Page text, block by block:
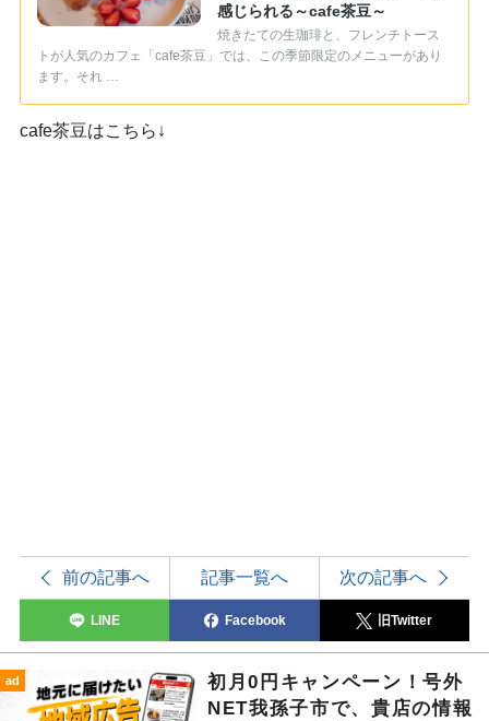
感じられる～cafe茶豆～
焼きたての生珈琲と、フレンチトース
トが人気のカフェ「cafe茶豆」では、この季節限定のメニューがあり
ます。それ …
cafe茶豆はこちら↓
前の記事へ 記事一覧へ 次の記事へ
LINE Facebook 旧Twitter
ad
初月0円キャンペーン！号外
NET我孫子市で、貴店の情報